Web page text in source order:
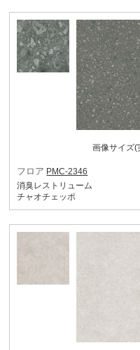
画像サイズ
フロア PMC-2346
消臭レストリューム
チャオチェッポ